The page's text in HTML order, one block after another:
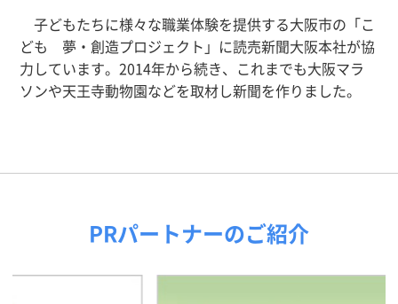
子どもたちに様々な職業体験を提供する大阪市の「こ
ども 夢・創造プロジェクト」に読売新聞大阪本社が協
力しています。2014年から続き、これまでも大阪マラ
ソンや天王寺動物園などを取材し新聞を作りました。
PRパートナーのご紹介